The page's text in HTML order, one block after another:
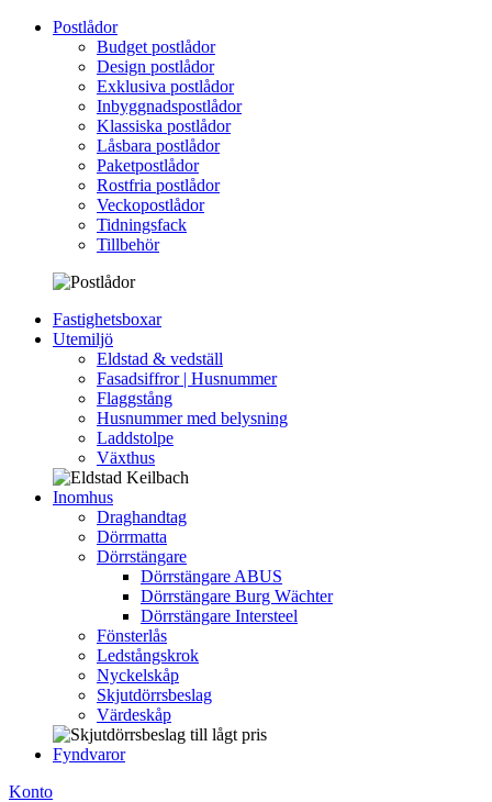
Postlådor
Budget postlådor
Design postlådor
Exklusiva postlådor
Inbyggnadspostlådor
Klassiska postlådor
Låsbara postlådor
Paketpostlådor
Rostfria postlådor
Veckopostlådor
Tidningsfack
Tillbehör
Fastighetsboxar
Utemiljö
Eldstad & vedställ
Fasadsiffror | Husnummer
Flaggstång
Husnummer med belysning
Laddstolpe
Växthus
Inomhus
Draghandtag
Dörrmatta
Dörrstängare
Dörrstängare ABUS
Dörrstängare Burg Wächter
Dörrstängare Intersteel
Fönsterlås
Ledstångskrok
Nyckelskåp
Skjutdörrsbeslag
Värdeskåp
Fyndvaror
Konto